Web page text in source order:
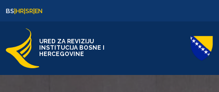
BS|HR|SR|EN
URED ZA REVIZIJU
INSTITUCIJA BOSNE I
HERCEGOVINE